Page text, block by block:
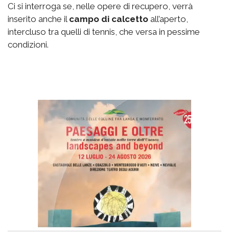
Ci si interroga se, nelle opere di recupero, verrà
inserito anche il campo di calcetto all’aperto,
intercluso tra quelli di tennis, che versa in pessime
condizioni.